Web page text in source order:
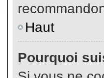
Haut
Pourquoi